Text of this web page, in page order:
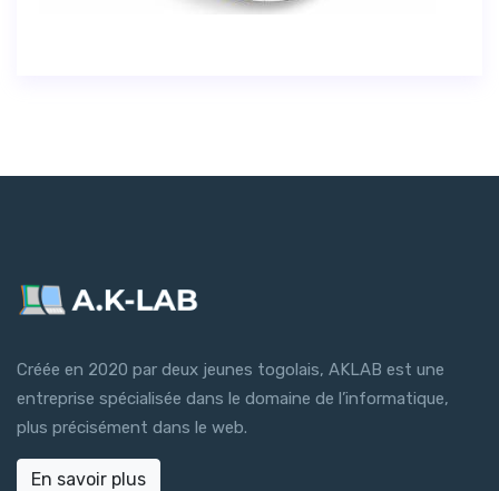
Créée en 2020 par deux jeunes togolais, AKLAB est une
entreprise spécialisée dans le domaine de l’informatique,
plus précisément dans le web.
En savoir plus